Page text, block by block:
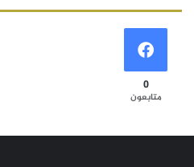
0
متابعون